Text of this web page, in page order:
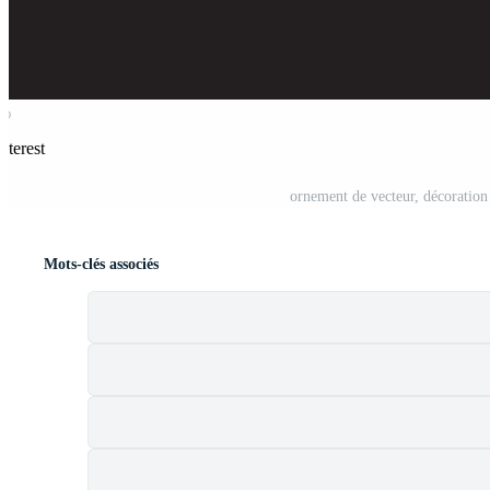
ornement de vecteur,
Mots-clés associés